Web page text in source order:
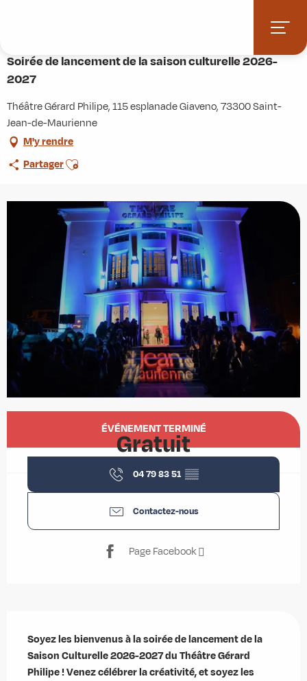
principal
Soirée de lancement de la saison culturelle 2026-
2027
Théâtre Gérard Philipe, 115 esplanade Giaveno, 73300 Saint-
Jean-de-Maurienne
M'y rendre
PartagerAjouter aux favoris
Ouverture et coordonnées
ÉVÉNEMENT TERMINÉ
Gratuit
04 79 83 51 ▒▒
Contactez-nous
Page Facebook
Soyez les bienvenus à la soirée de lancement de la
Saison Culturelle 2026-2027 du Théâtre Gérard
Philipe ! Venez célébrer la créativité, et soyez les